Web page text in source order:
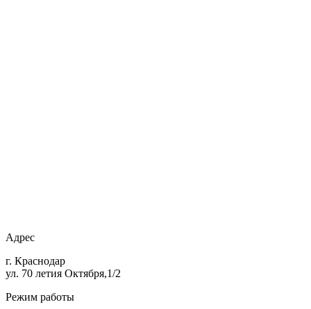
Адрес
г. Краснодар
ул. 70 летия Октября,1/2
Режим работы